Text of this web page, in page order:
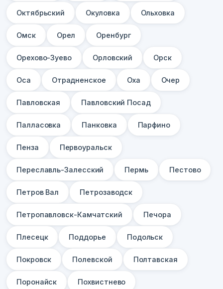
Октябрьский Окуловка Ольховка
Омск Орел Оренбург
Орехово-Зуево Орловский Орск
Оса Отрадненское Оха Очер
Павловская Павловский Посад
Палласовка Панковка Парфино
Пенза Первоуральск
Переславль-Залесский Пермь Пестово
Петров Вал Петрозаводск
Петропавловск-Камчатский Печора
Плесецк Поддорье Подольск
Покровск Полевской Полтавская
Поронайск Похвистнево